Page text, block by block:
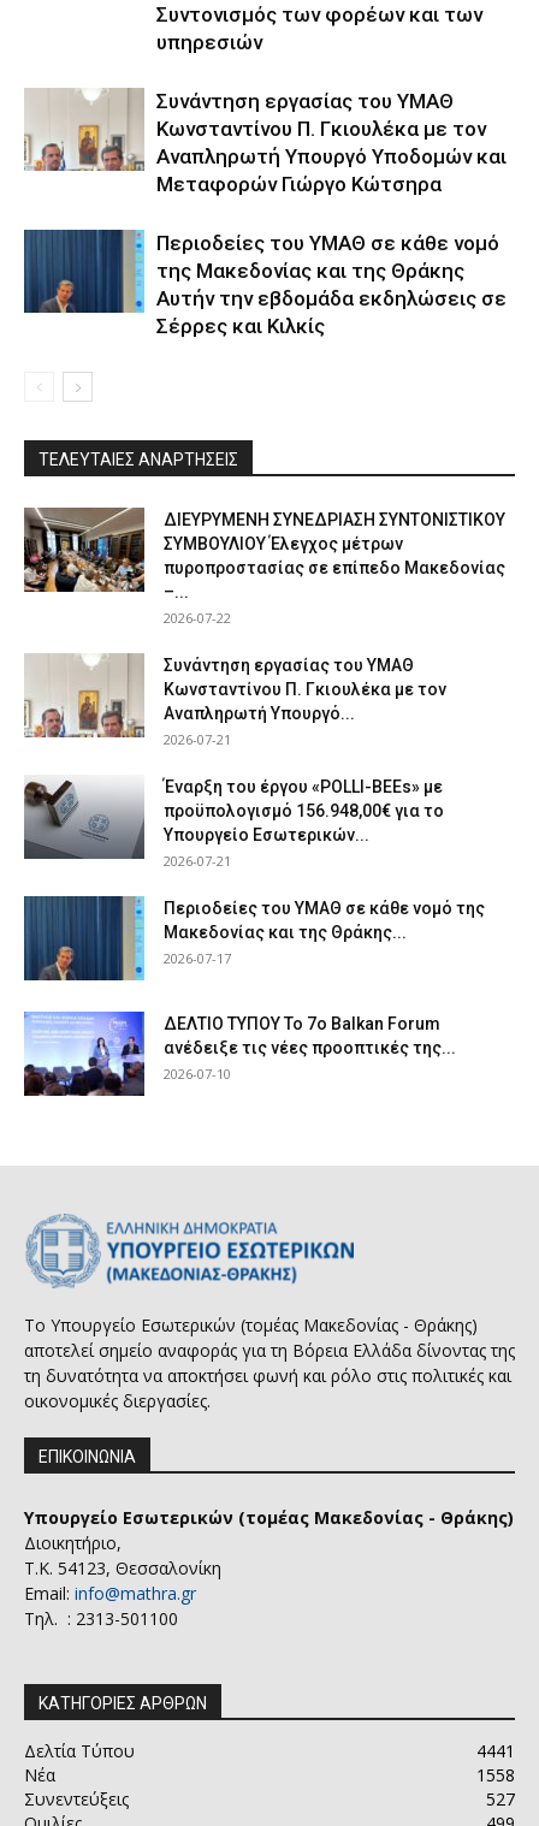
Συντονισμός των φορέων και των
υπηρεσιών
Συνάντηση εργασίας του ΥΜΑΘ
Κωνσταντίνου Π. Γκιουλέκα με τον
Αναπληρωτή Υπουργό Υποδομών και
Μεταφορών Γιώργο Κώτσηρα
Περιοδείες του ΥΜΑΘ σε κάθε νομό
της Μακεδονίας και της Θράκης
Αυτήν την εβδομάδα εκδηλώσεις σε
Σέρρες και Κιλκίς
ΤΕΛΕΥΤΑΙΕΣ ΑΝΑΡΤΗΣΕΙΣ
ΔΙΕΥΡΥΜΕΝΗ ΣΥΝΕΔΡΙΑΣΗ ΣΥΝΤΟΝΙΣΤΙΚΟΥ
ΣΥΜΒΟΥΛΙΟΥ Έλεγχος μέτρων
πυροπροστασίας σε επίπεδο Μακεδονίας
–...
2026-07-22
Συνάντηση εργασίας του ΥΜΑΘ
Κωνσταντίνου Π. Γκιουλέκα με τον
Αναπληρωτή Υπουργό...
2026-07-21
Έναρξη του έργου «POLLI-BEEs» με
προϋπολογισμό 156.948,00€ για το
Υπουργείο Εσωτερικών...
2026-07-21
Περιοδείες του ΥΜΑΘ σε κάθε νομό της
Μακεδονίας και της Θράκης...
2026-07-17
ΔΕΛΤΙΟ ΤΥΠΟΥ Το 7ο Balkan Forum
ανέδειξε τις νέες προοπτικές της...
2026-07-10
Το Υπουργείο Εσωτερικών (τομέας Μακεδονίας - Θράκης)
αποτελεί σημείο αναφοράς για τη Βόρεια Ελλάδα δίνοντας της
τη δυνατότητα να αποκτήσει φωνή και ρόλο στις πολιτικές και
οικονομικές διεργασίες.
ΕΠΙΚΟΙΝΩΝΙΑ
Υπουργείο Εσωτερικών (τομέας Μακεδονίας - Θράκης)
Διοικητήριο,
Τ.Κ. 54123, Θεσσαλονίκη
Email: info@mathra.gr
Τηλ. : 2313-501100
ΚΑΤΗΓΟΡΙΕΣ ΑΡΘΡΩΝ
Δελτία Τύπου
4441
Νέα
1558
Συνεντεύξεις
527